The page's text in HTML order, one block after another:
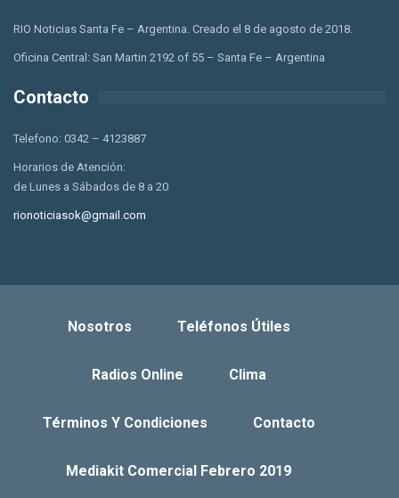
RIO Noticias Santa Fe – Argentina. Creado el 8 de agosto de 2018.
Oficina Central: San Martin 2192 of 55 – Santa Fe – Argentina
Contacto
Telefono: 0342 – 4123887
Horarios de Atención:
de Lunes a Sábados de 8 a 20
rionoticiasok@gmail.com
Nosotros Teléfonos Útiles
Radios Online Clima
Términos Y Condiciones Contacto
Mediakit Comercial Febrero 2019